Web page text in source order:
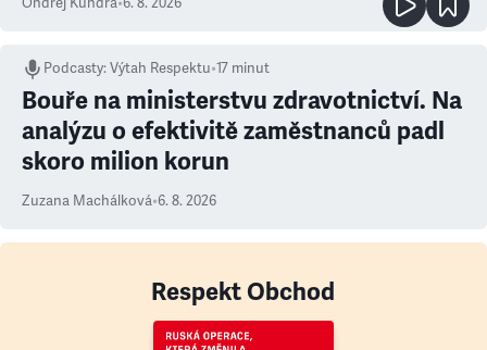
Podcasty:Výtah Respektu•17 minut
Bouře na ministerstvu zdravotnictví. Na
analýzu o efektivitě zaměstnanců padl
skoro milion korun
Zuzana Machálková•6. 8. 2026
Respekt Obchod